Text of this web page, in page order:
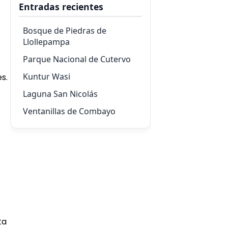
Entradas recientes
Bosque de Piedras de
Llollepampa
Parque Nacional de Cutervo
Kuntur Wasi
Laguna San Nicolás
Ventanillas de Combayo